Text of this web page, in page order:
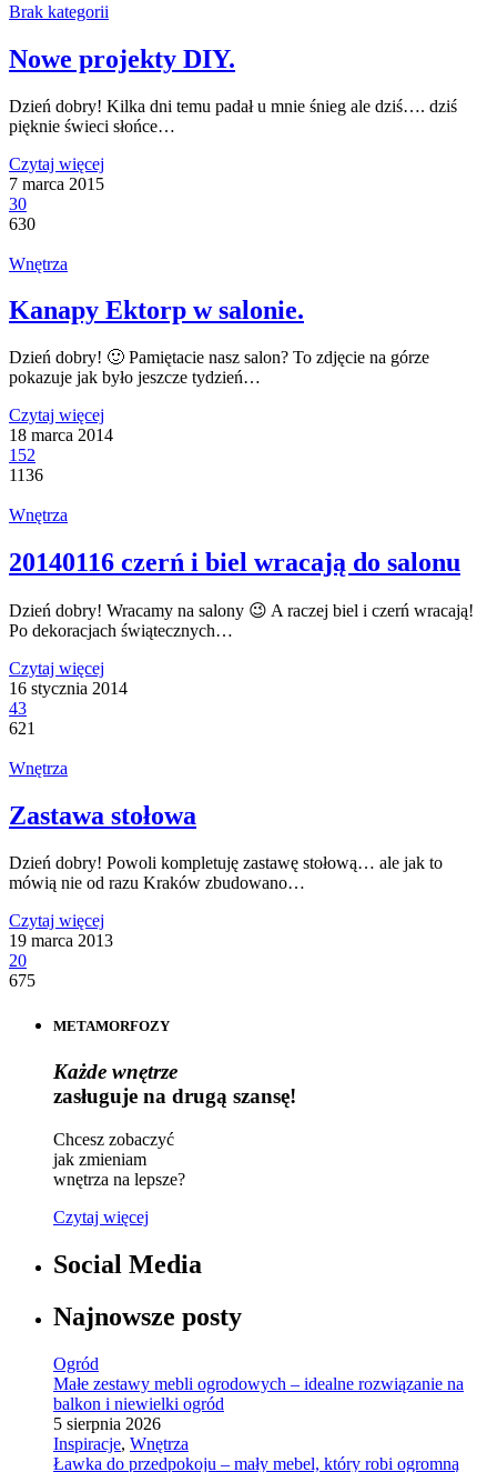
Brak kategorii
Nowe projekty DIY.
Dzień dobry! Kilka dni temu padał u mnie śnieg ale dziś…. dziś
pięknie świeci słońce…
Czytaj więcej
7 marca 2015
30
630
Wnętrza
Kanapy Ektorp w salonie.
Dzień dobry! 🙂 Pamiętacie nasz salon? To zdjęcie na górze
pokazuje jak było jeszcze tydzień…
Czytaj więcej
18 marca 2014
152
1136
Wnętrza
20140116 czerń i biel wracają do salonu
Dzień dobry! Wracamy na salony 😉 A raczej biel i czerń wracają!
Po dekoracjach świątecznych…
Czytaj więcej
16 stycznia 2014
43
621
Wnętrza
Zastawa stołowa
Dzień dobry! Powoli kompletuję zastawę stołową… ale jak to
mówią nie od razu Kraków zbudowano…
Czytaj więcej
19 marca 2013
20
675
METAMORFOZY
Każde wnętrze
zasługuje na drugą szansę!
Chcesz zobaczyć
jak zmieniam
wnętrza na lepsze?
Czytaj więcej
Social Media
Najnowsze posty
Ogród
Małe zestawy mebli ogrodowych – idealne rozwiązanie na
balkon i niewielki ogród
5 sierpnia 2026
Inspiracje, Wnętrza
Ławka do przedpokoju – mały mebel, który robi ogromną